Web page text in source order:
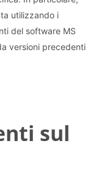
utilizzando i
del software MS
versioni precedenti
sul